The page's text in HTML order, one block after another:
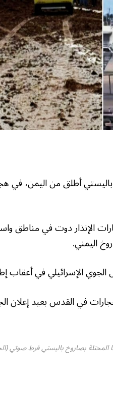
أطلق من اليمن، في
الإنذار دوت في مناطق
اليمني.
في القدس بعيد إعلان
بصاروخ باليستي فرط صوتي